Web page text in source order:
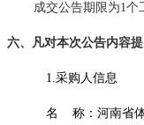
成交公告期限为1个
六、凡对本次公告内容
1.采购人信息
名 称： 河南省